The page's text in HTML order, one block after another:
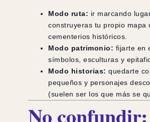
Modo ruta: ir marcando
construyeras tu propio mapa
cementerios históricos.
Modo patrimonio: fijarte en
símbolos, esculturas y
Modo historias: quedarte
pequeños y personajes
(suelen ser los que más se
No